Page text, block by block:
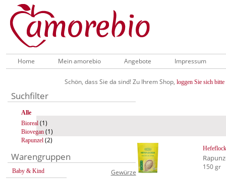
Home Mein amorebio Angebote Impressum
Schön, dass Sie da sind! Zu Ihrem Shop, loggen Sie sich bitte
Suchfilter
Alle
Bioreal (1)
Biovegan (1)
Rapunzel (2)
Warengruppen
Baby & Kind
Gewürze
150 gr